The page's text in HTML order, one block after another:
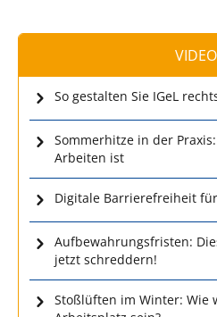
So gestalten Sie IGeL
Sommerhitze in der
Arbeiten ist
Digitale Barrierefreiheit
Aufbewahrungsfristen:
jetzt schreddern!
Stoßlüften im Winter: Wie